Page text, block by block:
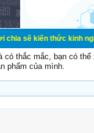
thức kinh nghiệm
có thắc mắc, bạn có
phẩm của mình.